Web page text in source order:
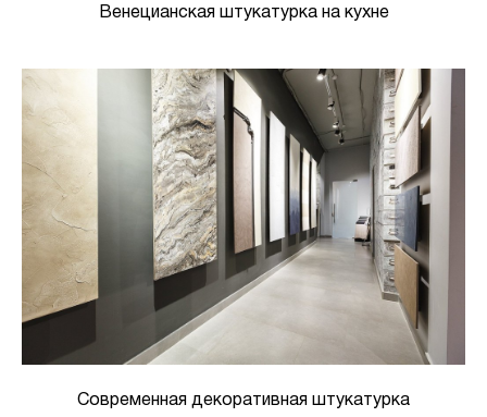
Венецианская штукатурка на кухне
Современная декоративная штукатурка